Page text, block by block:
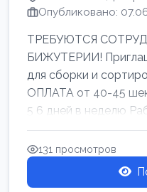
Опубликовано:
ТРЕБУЮТСЯ
БИЖУТЕРИИ!
для сборки и
ОПЛАТА от 40-45
5 6 дней в неделю
131 просмотров